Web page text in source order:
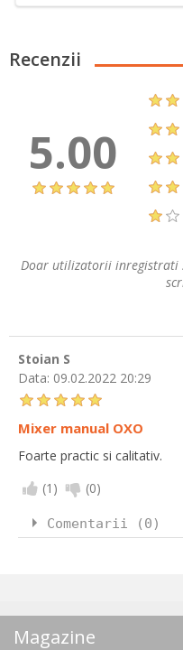
Recenzii
5.00
Doar utilizatorii inregistrati
Stoian S
Data: 09.02.2022 20:29
Mixer manual OXO
Foarte practic si calitativ.
(1 ) (0)
Comentarii (0)
Magazine